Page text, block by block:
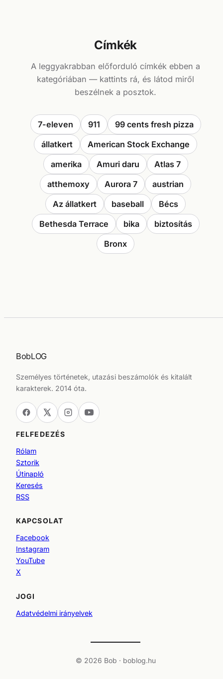
Címkék
A leggyakrabban előforduló címkék ebben a
kategóriában — kattints rá, és látod miről
beszélnek a posztok.
7-eleven 911
99 cents fresh pizza
állatkert
American Stock Exchange
amerika
Amuri daru
Atlas 7
atthemoxy
Aurora 7
austrian
Az állatkert
baseball
Bécs
Bethesda Terrace
bika
biztosítás
Bronx
BobLOG
Személyes történetek, utazási beszámolók és kitalált
karakterek. 2014 óta.
FELFEDEZÉS
Rólam
Sztorik
Útinapló
Keresés
RSS
KAPCSOLAT
Facebook
Instagram
YouTube
X
JOGI
Adatvédelmi irányelvek
© 2026 Bob · boblog.hu